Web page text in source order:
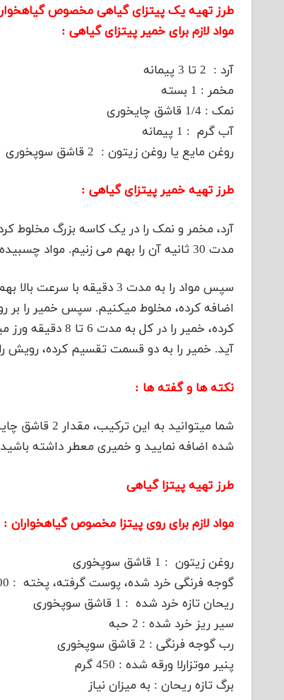
طرز تهیه یک پیتزای گیاهی مخصوص
مواد لازم برای خمیر پیتزای گیاهی :
آرد : 2 تا 3 پیمانه
مخمر : 1 بسته
نمک : 1/4 قاشق چایخوری
آب گرم : 1 پیمانه
روغن مایع یا روغن زیتون : 2 قاشق سوپخوری
طرز تهیه خمیر پیتزای گیاهی :
آرد، مخمر و نمک را در یک کاسه بزرگ مخلوط
مدت 30 ثانیه آن را بهم می زنیم. مواد چسبیده شده به کناره های ظرف را به طور مداوم با همزن می گیریم.
سپس مواد را به مدت 3
اضافه کرده، مخلوط میکنیم. سپس خمیر را بر
کرده، خمیر را
آید. خمیر را به دو قسمت تقسیم کرده، رویش را میپوشانیم و
نکته ها و گفته ها :
شما
شده اضافه نمایید و خمیری معطر داشته
طرز تهیه پیتزا گیاهی
مواد لازم برای روی پیتزا مخصوص گیاهخواران :
روغن زیتون : 1 قاشق سوپخوری
گوجه فرنگی خرد شده، پوست گرفته، پخته : 400 گرم
ریحان تازه خرد شده : 1 قاشق سوپخوری
سیر ریز خرد شده : 2 حبه
رب گوجه فرنگی : 2 قاشق سوپخوری
پنیر موتزارلا ورقه شده : 450 گرم
برگ تازه ریحان : به میزان نیاز